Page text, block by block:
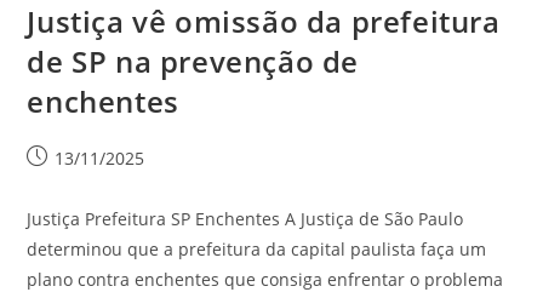
Justiça vê omissão da prefeitura
de SP na prevenção de
enchentes
13/11/2025
Justiça Prefeitura SP Enchentes A Justiça de São Paulo
determinou que a prefeitura da capital paulista faça um
plano contra enchentes que consiga enfrentar o problema